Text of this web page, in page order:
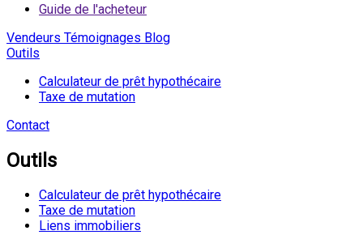
Guide de l'acheteur
Vendeurs Témoignages Blog
Outils
Calculateur de prêt hypothécaire
Taxe de mutation
Contact
Outils
Calculateur de prêt hypothécaire
Taxe de mutation
Liens immobiliers